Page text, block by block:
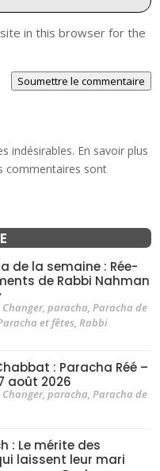
in this browser for the
Soumettre le commentaire
indésirables. En savoir plus
commentaires sont
de la semaine : Rée-
de Rabbi Nahman
Changer, paracha, Paracha de
et fêtes, Rabbi
: Paracha Réé –
août 2026
Changer, paracha Paracha de
: Le mérite des
laissent leur mari